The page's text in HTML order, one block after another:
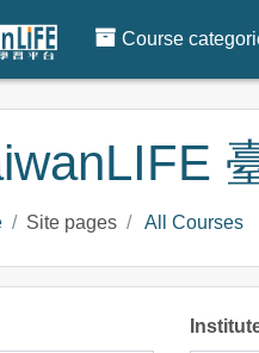
Course
Site pages All Courses